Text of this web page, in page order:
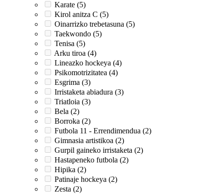
Karate (5)
Kirol anitza C (5)
Oinarrizko trebetasuna (5)
Taekwondo (5)
Tenisa (5)
Arku tiroa (4)
Lineazko hockeya (4)
Psikomotrizitatea (4)
Esgrima (3)
Irristaketa abiadura (3)
Triatloia (3)
Bela (2)
Borroka (2)
Futbola 11 - Errendimendua (2)
Gimnasia artistikoa (2)
Gurpil gaineko irristaketa (2)
Hastapeneko futbola (2)
Hipika (2)
Patinaje hockeya (2)
Zesta (2)